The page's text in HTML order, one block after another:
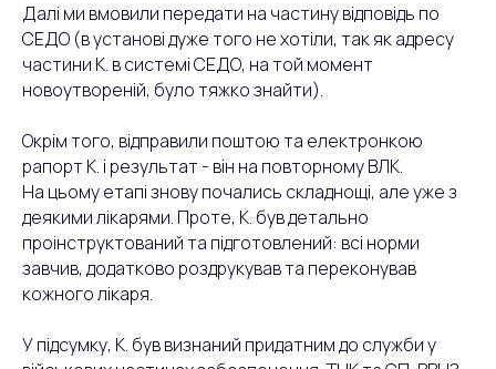
Далі ми вмовили передати на частину відповідь по
СЕДО (в установі дуже того не хотіли, так як адресу
частини К. в системі СЕДО, на той момент
новоутвореній, було тяжко знайти).
Окрім того, відправили поштою та електронкою
рапорт К. і результат - він на повторному ВЛК.
На цьому етапі знову почались складнощі, але уже з
деякими лікарями. Проте, К. був детально
проінструктований та підготовлений: всі норми
завчив, додатково роздрукував та переконував
кожного лікаря.
У підсумку, К. був визнаний придатним до служби у